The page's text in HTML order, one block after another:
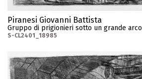
Piranesi Giovanni Battista
Gruppo di prigionieri sotto un grande arco
S-CL2401_18985